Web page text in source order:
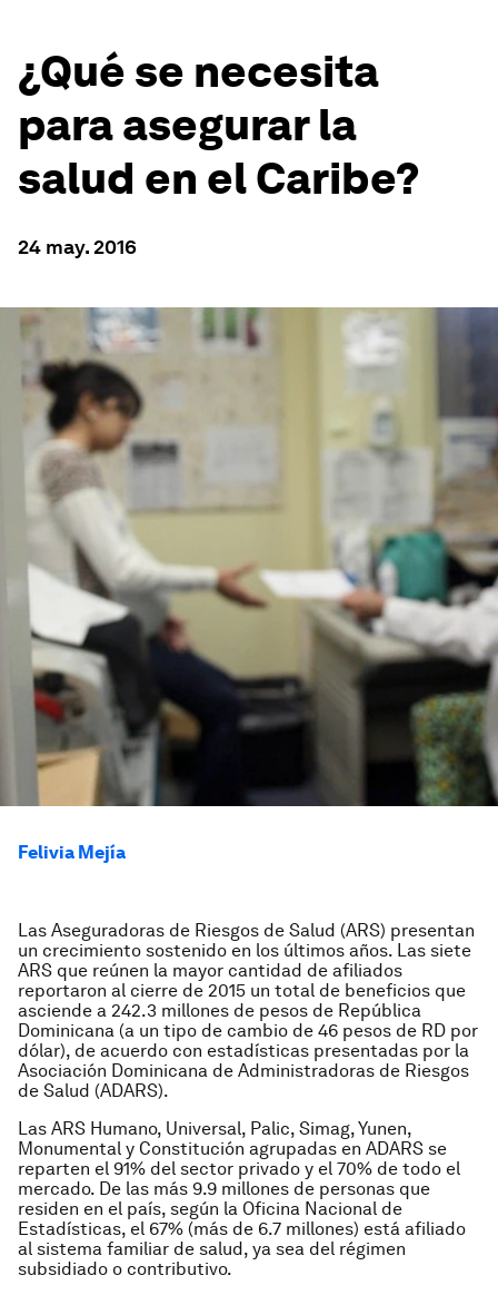
¿Qué se necesita
para asegurar la
salud en el Caribe?
24 may. 2016
Felivia Mejía
Las Aseguradoras de Riesgos de Salud (ARS) presentan
un crecimiento sostenido en los últimos años. Las siete
ARS que reúnen la mayor cantidad de afiliados
reportaron al cierre de 2015 un total de beneficios que
asciende a 242.3 millones de pesos de República
Dominicana (a un tipo de cambio de 46 pesos de RD por
dólar), de acuerdo con estadísticas presentadas por la
Asociación Dominicana de Administradoras de Riesgos
de Salud (ADARS).
Las ARS Humano, Universal, Palic, Simag, Yunen,
Monumental y Constitución agrupadas en ADARS se
reparten el 91% del sector privado y el 70% de todo el
mercado. De las más 9.9 millones de personas que
residen en el país, según la Oficina Nacional de
Estadísticas, el 67% (más de 6.7 millones) está afiliado
al sistema familiar de salud, ya sea del régimen
subsidiado o contributivo.